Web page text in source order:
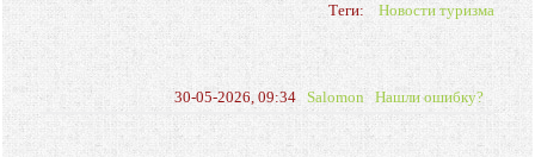
Теги: Новости туризма
30-05-2026, 09:34 Salomon Нашли ошибку?